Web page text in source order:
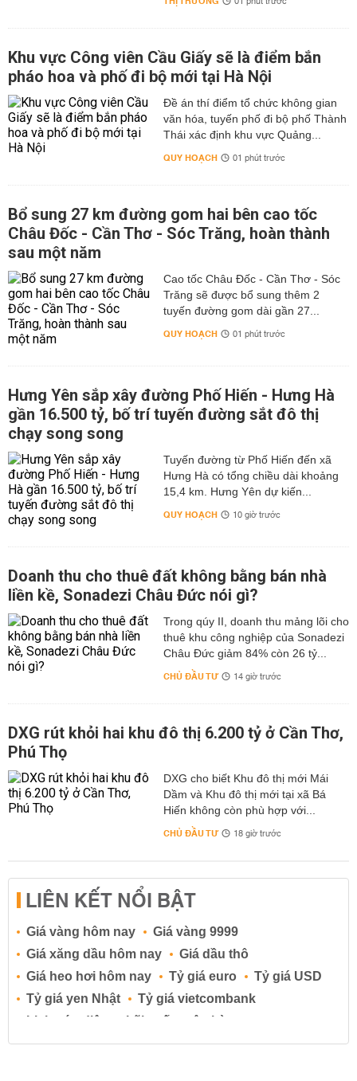
Khu vực Công viên Cầu Giấy sẽ là điểm bắn
pháo hoa và phố đi bộ mới tại Hà Nội
Đề án thí điểm tổ chức không gian
văn hóa, tuyến phố đi bộ phố Thành
Thái xác định khu vực Quảng...
QUY HOẠCH 01 phút trước
Bổ sung 27 km đường gom hai bên cao tốc
Châu Đốc - Cần Thơ - Sóc Trăng, hoàn thành
sau một năm
Cao tốc Châu Đốc - Cần Thơ - Sóc
Trăng sẽ được bổ sung thêm 2
tuyến đường gom dài gần 27...
QUY HOẠCH 01 phút trước
Hưng Yên sắp xây đường Phố Hiến - Hưng Hà
gần 16.500 tỷ, bố trí tuyến đường sắt đô thị
chạy song song
Tuyến đường từ Phố Hiến đến xã
Hưng Hà có tổng chiều dài khoảng
15,4 km. Hưng Yên dự kiến...
QUY HOẠCH 10 giờ trước
Doanh thu cho thuê đất không bằng bán nhà
liền kề, Sonadezi Châu Đức nói gì?
Trong qúy II, doanh thu mảng lõi cho
thuê khu công nghiệp của Sonadezi
Châu Đức giảm 84% còn 26 tỷ...
CHỦ ĐẦU TƯ 14 giờ trước
DXG rút khỏi hai khu đô thị 6.200 tỷ ở Cần Thơ,
Phú Thọ
DXG cho biết Khu đô thị mới Mái
Dầm và Khu đô thị mới tại xã Bá
Hiến không còn phù hợp với...
CHỦ ĐẦU TƯ 18 giờ trước
LIÊN KẾT NỔI BẬT
Giá vàng hôm nay
Giá vàng 9999
Giá xăng dầu hôm nay
Giá dầu thô
Giá heo hơi hôm nay
Tỷ giá euro
Tỷ giá USD
Tỷ giá yen Nhật
Tỷ giá vietcombank
Lịch cúp điện
Lãi suất ngân hàng
Lãi suất tiết kiệm
Lãi suất tiền gửi